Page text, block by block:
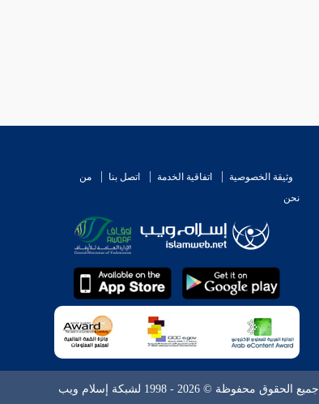
وثيقة الخصوصية اتفاقية الخدمة اتصل بنا
من
نحن
جميع الحقوق محفوظة © 2026 - 1998 لشبكة إسلام ويب